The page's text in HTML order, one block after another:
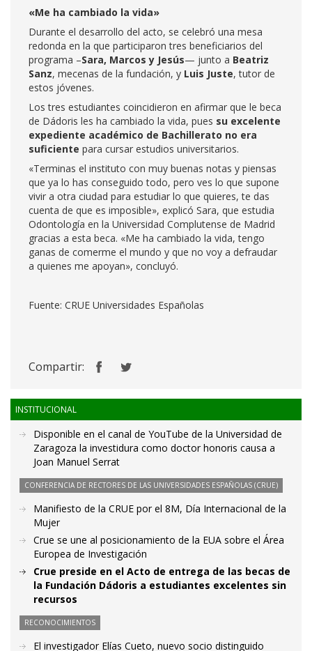
«Me ha cambiado la vida»
Durante el desarrollo del acto, se celebró una mesa
redonda en la que participaron tres beneficiarios del
programa –Sara, Marcos y Jesús— junto a Beatriz
Sanz, mecenas de la fundación, y Luis Juste, tutor de
estos jóvenes.
Los tres estudiantes coincidieron en afirmar que le beca
de Dádoris les ha cambiado la vida, pues su excelente
expediente académico de Bachillerato no era
suficiente para cursar estudios universitarios.
«Terminas el instituto con muy buenas notas y piensas
que ya lo has conseguido todo, pero ves lo que supone
vivir a otra ciudad para estudiar lo que quieres, te das
cuenta de que es imposible», explicó Sara, que estudia
Odontología en la Universidad Complutense de Madrid
gracias a esta beca. «Me ha cambiado la vida, tengo
ganas de comerme el mundo y que no voy a defraudar
a quienes me apoyan», concluyó.
Fuente: CRUE Universidades Españolas
Compartir:
INSTITUCIONAL
Disponible en el canal de YouTube de la Universidad de
Zaragoza la investidura como doctor honoris causa a
Joan Manuel Serrat
CONFERENCIA DE RECTORES DE LAS UNIVERSIDADES ESPAÑOLAS (CRUE)
Manifiesto de la CRUE por el 8M, Día Internacional de la
Mujer
Crue se une al posicionamiento de la EUA sobre el Área
Europea de Investigación
Crue preside en el Acto de entrega de las becas de
la Fundación Dádoris a estudiantes excelentes sin
recursos
RECONOCIMIENTOS
El investigador Elías Cueto, nuevo socio distinguido